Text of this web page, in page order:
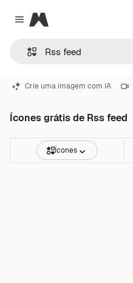
Close menu
Magnific
Crie uma imagem com IA
Ícones grátis de Rss feed
Ícones